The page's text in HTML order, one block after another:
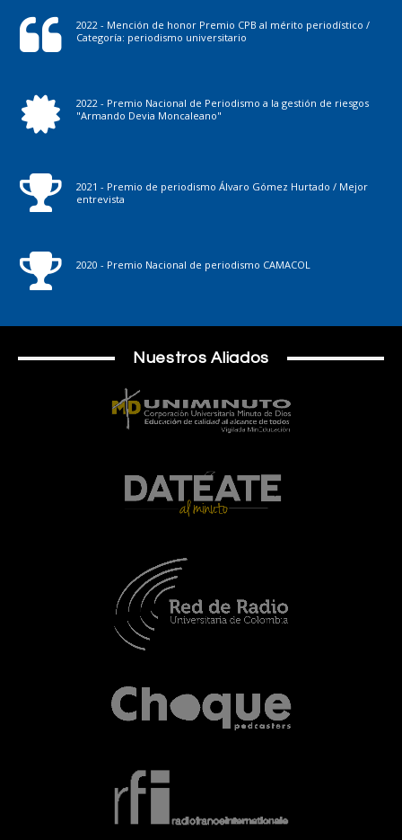
2022 - Mención de honor Premio CPB al mérito periodístico /
Categoría: periodismo universitario
2022 - Premio Nacional de Periodismo a la gestión de riesgos
"Armando Devia Moncaleano"
2021 - Premio de periodismo Álvaro Gómez Hurtado / Mejor
entrevista
2020 - Premio Nacional de periodismo CAMACOL
Nuestros Aliados